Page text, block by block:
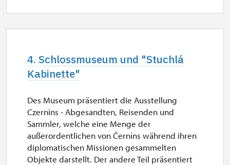
4. Schlossmuseum und "Stuchlá
Kabinette"
Des Museum präsentiert die Ausstellung
Czernins - Abgesandten, Reisenden und
Sammler, welche eine Menge der
außerordentlichen von Černíns während ihren
diplomatischen Missionen gesammelten
Objekte darstellt. Der andere Teil präsentiert